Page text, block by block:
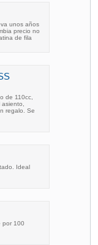
unos años
precio no
de fila
de 110cc,
regalo. Se
Ideal
por 100